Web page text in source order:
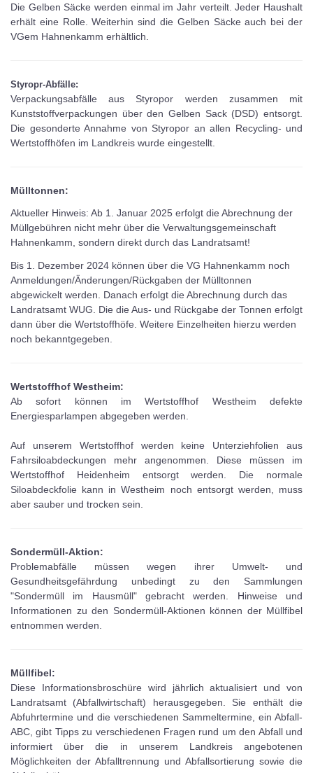
Die Gelben Säcke werden einmal im Jahr verteilt. Jeder Haushalt
erhält eine Rolle. Weiterhin sind die Gelben Säcke auch bei der
VGem Hahnenkamm erhältlich.
Styropr-Abfälle:
Verpackungsabfälle aus Styropor werden zusammen mit
Kunststoffverpackungen über den Gelben Sack (DSD) entsorgt.
Die gesonderte Annahme von Styropor an allen Recycling- und
Wertstoffhöfen im Landkreis wurde eingestellt.
Mülltonnen:
Aktueller Hinweis: Ab 1. Januar 2025 erfolgt die Abrechnung der
Müllgebühren nicht mehr über die Verwaltungsgemeinschaft
Hahnenkamm, sondern direkt durch das Landratsamt!
Bis 1. Dezember 2024 können über die VG Hahnenkamm noch
Anmeldungen/Änderungen/Rückgaben der Mülltonnen
abgewickelt werden. Danach erfolgt die Abrechnung durch das
Landratsamt WUG. Die die Aus- und Rückgabe der Tonnen erfolgt
dann über die Wertstoffhöfe. Weitere Einzelheiten hierzu werden
noch bekanntgegeben.
Wertstoffhof Westheim:
Ab sofort können im Wertstoffhof Westheim defekte
Energiesparlampen abgegeben werden.
Auf unserem Wertstoffhof werden keine Unterziehfolien aus
Fahrsiloabdeckungen mehr angenommen. Diese müssen im
Wertstoffhof Heidenheim entsorgt werden. Die normale
Siloabdeckfolie kann in Westheim noch entsorgt werden, muss
aber sauber und trocken sein.
Sondermüll-Aktion:
Problemabfälle müssen wegen ihrer Umwelt- und
Gesundheitsgefährdung unbedingt zu den Sammlungen
"Sondermüll im Hausmüll" gebracht werden. Hinweise und
Informationen zu den Sondermüll-Aktionen können der Müllfibel
entnommen werden.
Müllfibel:
Diese Informationsbroschüre wird jährlich aktualisiert und von
Landratsamt (Abfallwirtschaft) herausgegeben. Sie enthält die
Abfuhrtermine und die verschiedenen Sammeltermine, ein Abfall-
ABC, gibt Tipps zu verschiedenen Fragen rund um den Abfall und
informiert über die in unserem Landkreis angebotenen
Möglichkeiten der Abfalltrennung und Abfallsortierung sowie die